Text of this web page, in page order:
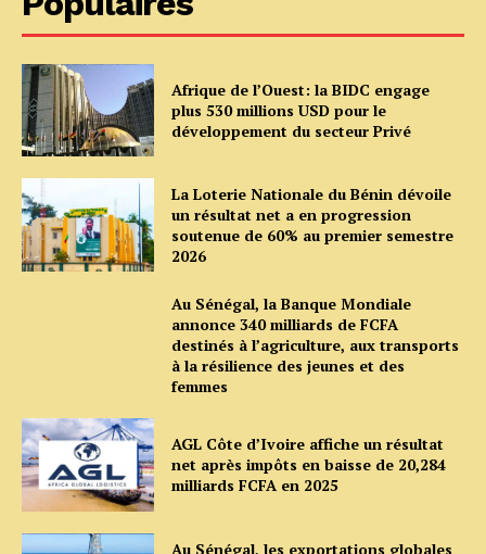
Afrique de l’Ouest: la BIDC engage
plus 530 millions USD pour le
développement du secteur Privé
La Loterie Nationale du Bénin dévoile
un résultat net a en progression
soutenue de 60% au premier semestre
2026
Au Sénégal, la Banque Mondiale
annonce 340 milliards de FCFA
destinés à l’agriculture, aux transports
à la résilience des jeunes et des
femmes
AGL Côte d’Ivoire affiche un résultat
net après impôts en baisse de 20,284
milliards FCFA en 2025
Au Sénégal, les exportations globales